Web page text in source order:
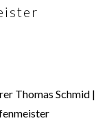
Thomas Schmid |